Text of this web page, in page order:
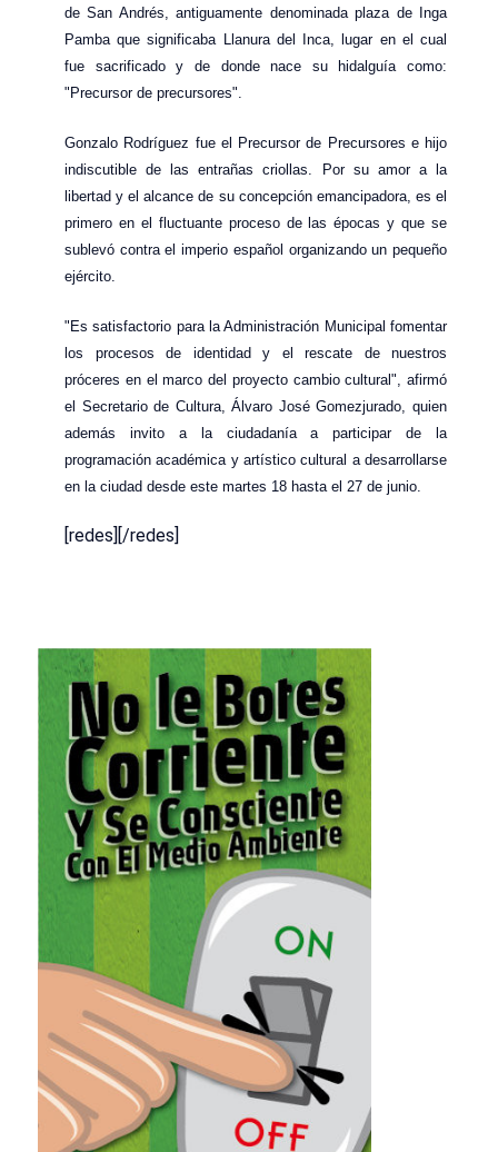
de San Andrés, antiguamente denominada plaza de Inga
Pamba que significaba Llanura del Inca, lugar en el cual
fue sacrificado y de donde nace su hidalguía como:
"Precursor de precursores".
Gonzalo Rodríguez fue el Precursor de Precursores e hijo
indiscutible de las entrañas criollas. Por su amor a la
libertad y el alcance de su concepción emancipadora, es el
primero en el fluctuante proceso de las épocas y que se
sublevó contra el imperio español organizando un pequeño
ejército.
"Es satisfactorio para la Administración Municipal fomentar
los procesos de identidad y el rescate de nuestros
próceres en el marco del proyecto cambio cultural", afirmó
el Secretario de Cultura, Álvaro José Gomezjurado, quien
además invito a la ciudadanía a participar de la
programación académica y artístico cultural a desarrollarse
en la ciudad desde este martes 18 hasta el 27 de junio.
[redes][/redes]